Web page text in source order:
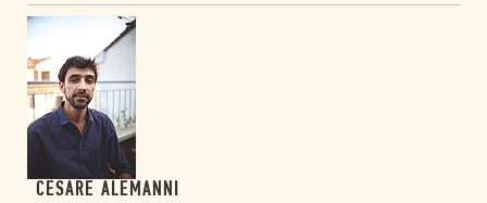
CESARE ALEMANNI